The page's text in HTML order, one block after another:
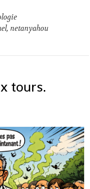
,netanyahou
tours.